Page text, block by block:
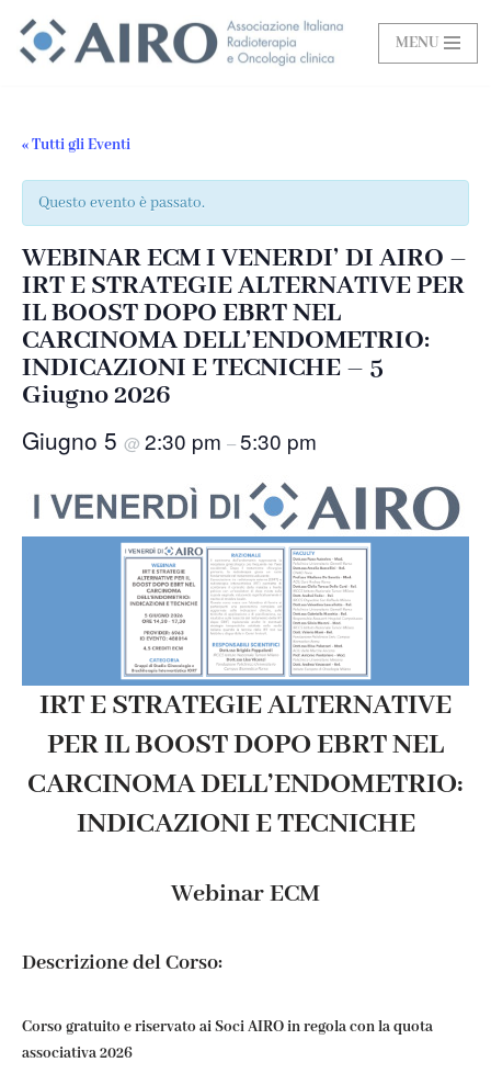
Vai
MENU
« Tutti gli Eventi
Questo evento è passato.
WEBINAR ECM I VENERDI’ DI AIRO –
IRT E STRATEGIE ALTERNATIVE PER
IL BOOST DOPO EBRT NEL
CARCINOMA DELL’ENDOMETRIO:
INDICAZIONI E TECNICHE – 5
Giugno 2026
Giugno 5 @ 2:30 pm –5:30 pm
IRT E STRATEGIE ALTERNATIVE
PER IL BOOST DOPO EBRT NEL
CARCINOMA DELL’ENDOMETRIO:
INDICAZIONI E TECNICHE
Webinar ECM
Descrizione del Corso:
Corso gratuito e riservato ai Soci AIRO in regola con la quota
associativa 2026